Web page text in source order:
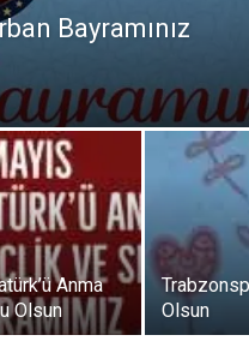
Bayramınız
Anma
Olsun
Olsun